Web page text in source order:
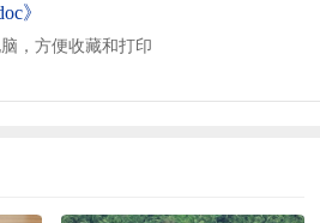
》
，方便收藏和打印